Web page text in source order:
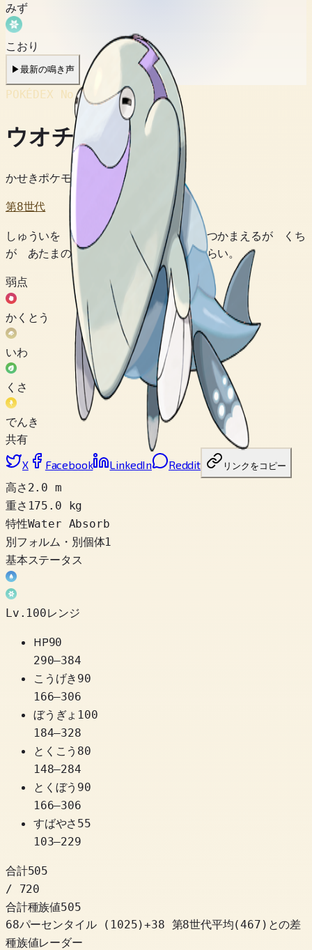
みず
こおり
▶最新の鳴き声
POKÉDEX No. #883
ウオチルドン
かせきポケモン
第8世代
しゅういを こおりつかせて えものを つかまえるが くち
が あたまの うえに あるので たべづらい。
弱点
かくとう
いわ
くさ
でんき
共有
X
Facebook LinkedIn Reddit リンクをコピー
高さ 2.0 m
重さ 175.0 kg
特性Water Absorb
別フォルム・別個体1
基本ステータス
Lv.100レンジ
HP90
290–384
こうげき 90
166–306
ぼうぎょ 100
184–328
とくこう 80
148–284
とくぼう 90
166–306
すばやさ 55
103–229
合計505
/ 720
合計種族値505
68パーセンタイル
( 1025)+38 第8世代平均(467)との差
種族値レーダー